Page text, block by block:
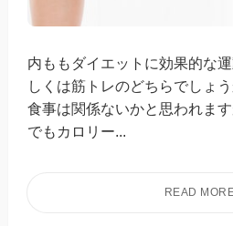
内ももダイエットに効果的な
しくは筋トレのどちらでしょ
食事は関係ないかと思われま
でもカロリー...